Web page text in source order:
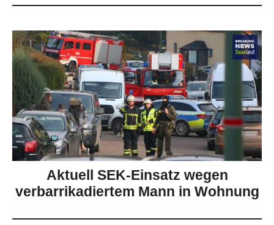
Aktuell SEK-Einsatz wegen
verbarrikadiertem Mann in Wohnung